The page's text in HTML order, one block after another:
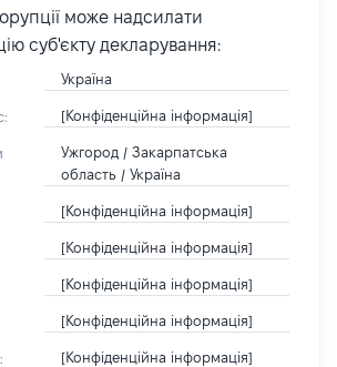
може надсилати
суб'єкту декларування:
Україна
[Конфіденційна інформація]
Ужгород / Закарпатська
область / Україна
[Конфіденційна інформація]
[Конфіденційна інформація]
[Конфіденційна інформація]
[Конфіденційна інформація]
[Конфіденційна інформація]